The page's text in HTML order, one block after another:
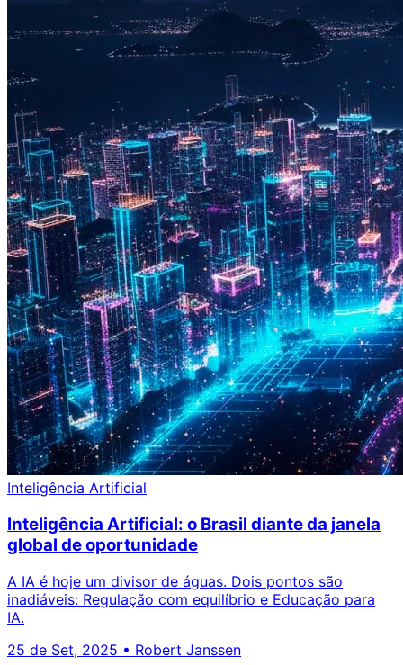
Inteligência Artificial
Inteligência Artificial: o Brasil diante da janela
global de oportunidade
A IA é hoje um divisor de águas. Dois pontos são
inadiáveis: Regulação com equilíbrio e Educação para
IA.
25 de Set, 2025 • Robert Janssen